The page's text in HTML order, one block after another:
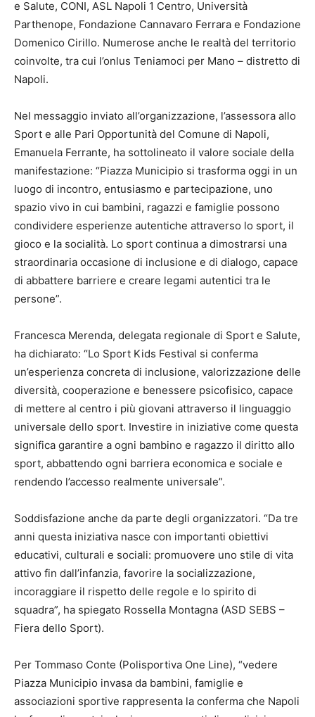
e Salute, CONI, ASL Napoli 1 Centro, Università
Parthenope, Fondazione Cannavaro Ferrara e Fondazione
Domenico Cirillo. Numerose anche le realtà del territorio
coinvolte, tra cui l’onlus Teniamoci per Mano – distretto di
Napoli.
Nel messaggio inviato all’organizzazione, l’assessora allo
Sport e alle Pari Opportunità del Comune di Napoli,
Emanuela Ferrante, ha sottolineato il valore sociale della
manifestazione: “Piazza Municipio si trasforma oggi in un
luogo di incontro, entusiasmo e partecipazione, uno
spazio vivo in cui bambini, ragazzi e famiglie possono
condividere esperienze autentiche attraverso lo sport, il
gioco e la socialità. Lo sport continua a dimostrarsi una
straordinaria occasione di inclusione e di dialogo, capace
di abbattere barriere e creare legami autentici tra le
persone”.
Francesca Merenda, delegata regionale di Sport e Salute,
ha dichiarato: “Lo Sport Kids Festival si conferma
un’esperienza concreta di inclusione, valorizzazione delle
diversità, cooperazione e benessere psicofisico, capace
di mettere al centro i più giovani attraverso il linguaggio
universale dello sport. Investire in iniziative come questa
significa garantire a ogni bambino e ragazzo il diritto allo
sport, abbattendo ogni barriera economica e sociale e
rendendo l’accesso realmente universale”.
Soddisfazione anche da parte degli organizzatori. “Da tre
anni questa iniziativa nasce con importanti obiettivi
educativi, culturali e sociali: promuovere uno stile di vita
attivo fin dall’infanzia, favorire la socializzazione,
incoraggiare il rispetto delle regole e lo spirito di
squadra”, ha spiegato Rossella Montagna (ASD SEBS –
Fiera dello Sport).
Per Tommaso Conte (Polisportiva One Line), “vedere
Piazza Municipio invasa da bambini, famiglie e
associazioni sportive rappresenta la conferma che Napoli